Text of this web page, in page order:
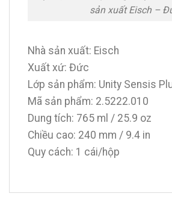
sản xuất Eisch –
Nhà sản xuất: Eisch
Xuất xứ: Đức
Lớp sản phẩm: Unity Sensis
Mã sản phẩm: 2.5222.010
Dung tích: 765 ml / 25.9 oz
Chiều cao: 240 mm / 9.4 in
Quy cách: 1 cái/hộp